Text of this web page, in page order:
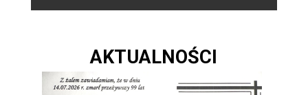
AKTUALNOŚCI